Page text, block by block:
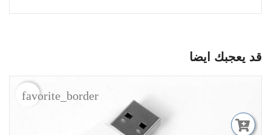
قد يعجبك ايضا
favorite_border